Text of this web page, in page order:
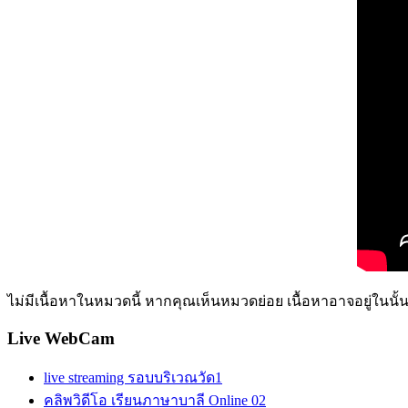
ไม่มีเนื้อหาในหมวดนี้ หากคุณเห็นหมวดย่อย เนื้อหาอาจอยู่ในนั้น
Live WebCam
live streaming รอบบริเวณวัด1
คลิพวิดีโอ เรียนภาษาบาลี Online 02